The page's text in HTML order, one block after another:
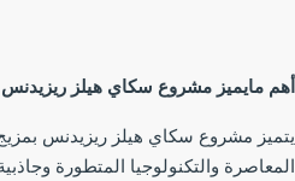
مايميز مشروع سكاي ھیلز ریزیدنس
مشروع سكاي ھیلز ریزیدنس بمزيج
والتكنولوجيا المتطورة وجاذبية